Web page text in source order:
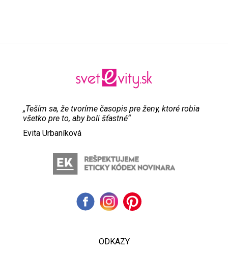
„Teším sa, že tvoríme časopis pre ženy, ktoré robia
všetko pre to, aby boli šťastné“
Evita Urbaníková
ODKAZY